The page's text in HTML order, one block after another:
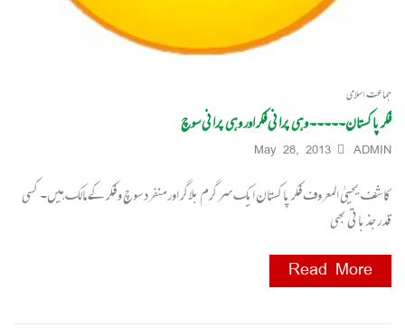
جماعت اسلامی
فکر پاکستان۔۔۔۔۔ وہی پرانی فکر اور وہی پرانی سوچ
ADMIN
May 28, 2013
کاشف یحییٰ المعروف فکر پاکستان ایک سرگرم بلاگر اور منفرد سوچ و فکر کے مالک ہیں۔ کسی
قدر جذباتی بھی
Read More